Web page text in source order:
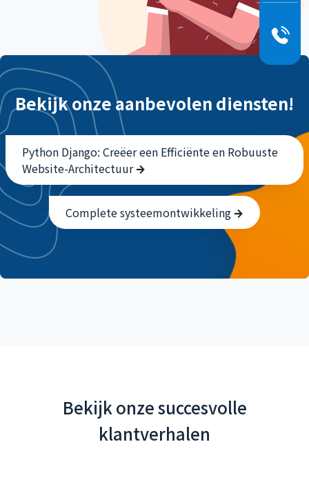
Bekijk onze aanbevolen diensten!
Python Django: Creëer een Efficiënte en Robuuste
Website-Architectuur
Complete systeemontwikkeling
Bekijk onze succesvolle
klantverhalen